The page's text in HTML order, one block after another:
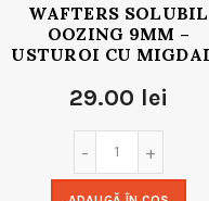
WAFTERS SOLUBIL
OOZING 9MM –
USTUROI CU
29.00 lei